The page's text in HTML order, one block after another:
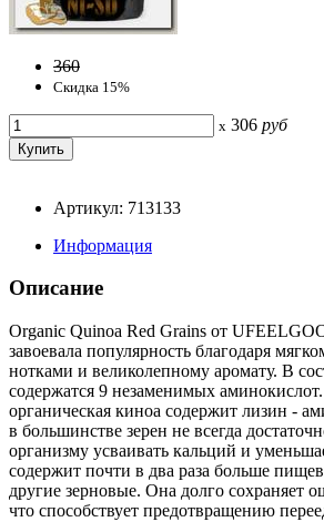
360
Скидка 15%
x 306 руб
Артикул: 713133
Информация
Описание
Organic Quinoa Red Grains от
завоевала популярность благодаря
нотками и великолепному аромату. В
содержатся 9 незаменимых
органическая киноа содержит лизин -
в большинстве зерен не всегда
организму усваивать кальций и
содержит почти в два раза больше
другие зерновые. Она долго сохраняет
что способствует предотвращению